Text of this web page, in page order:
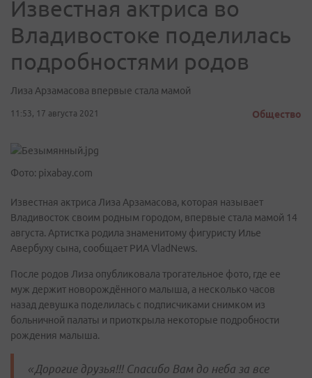
Известная актриса во
Владивостоке поделилась
подробностями родов
Лиза Арзамасова впервые стала мамой
11:53, 17 августа 2021 Общество
Фото: pixabay.com
Известная актриса Лиза Арзамасова, которая называет
Владивосток своим родным городом, впервые стала мамой 14
августа. Артистка родила знаменитому фигуристу Илье
Авербуху сына, сообщает РИА VladNews.
После родов Лиза опубликовала трогательное фото, где ее
муж держит новорождённого малыша, а несколько часов
назад девушка поделилась с подписчиками снимком из
больничной палаты и приоткрыла некоторые подробности
рождения малыша.
«Дорогие друзья!!! Спасибо Вам до неба за все